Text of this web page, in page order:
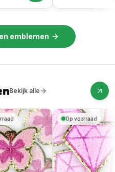
emblemen
Bekijk alle
Op voorraad